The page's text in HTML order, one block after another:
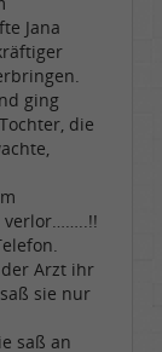
Jana
ging
die
verlor……..!!
Arzt ihr
sie nur
saß an